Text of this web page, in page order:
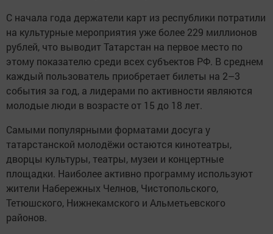
С начала года держатели карт из республики потратили
на культурные мероприятия уже более 229 миллионов
рублей, что выводит Татарстан на первое место по
этому показателю среди всех субъектов РФ. В среднем
каждый пользователь приобретает билеты на 2–3
события за год, а лидерами по активности являются
молодые люди в возрасте от 15 до 18 лет.
Самыми популярными форматами досуга у
татарстанской молодёжи остаются кинотеатры,
дворцы культуры, театры, музеи и концертные
площадки. Наиболее активно программу используют
жители Набережных Челнов, Чистопольского,
Тетюшского, Нижнекамского и Альметьевского
районов.